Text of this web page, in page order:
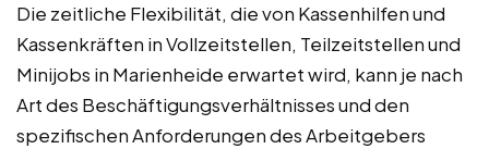
Die zeitliche Flexibilität, die von Kassenhilfen und
Kassenkräften in Vollzeitstellen, Teilzeitstellen und
Minijobs in Marienheide erwartet wird, kann je nach
Art des Beschäftigungsverhältnisses und den
spezifischen Anforderungen des Arbeitgebers